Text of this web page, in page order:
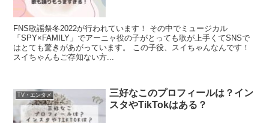
FNS歌謡祭冬2022が行われています！ その中でミュージカル
「SPY×FAMILY」でアーニャ役の子がとっても歌が上手くてSNSで
はとても驚きがあがっています。 この子役、スイちゃんなんです！
スイちゃんもご存知ない方...
TV・エンタメ
三好なこのプロフィールは？イン
スタやTikTokはある？